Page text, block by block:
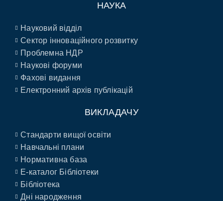
НАУКА
Науковий відділ
Сектор інноваційного розвитку
Проблемна НДР
Наукові форуми
Фахові видання
Електронний архів публікацій
ВИКЛАДАЧУ
Стандарти вищої освіти
Навчальні плани
Нормативна база
E-каталог Бібліотеки
Бібліотека
Дні народження